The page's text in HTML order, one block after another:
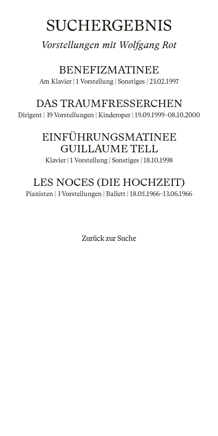
SUCHERGEBNIS
Vorstellungen mit Wolfgang Rot
BENEFIZMATINEE
Am Klavier | 1 Vorstellung | Sonstiges | 23.02.1997
DAS TRAUMFRESSERCHEN
Dirigent | 39 Vorstellungen | Kinderoper | 19.09.1999–08.10.2000
EINFÜHRUNGSMATINEE
GUILLAUME TELL
Klavier | 1 Vorstellung | Sonstiges | 18.10.1998
LES NOCES (DIE HOCHZEIT)
Pianisten | 3 Vorstellungen | Ballett | 18.05.1966–13.06.1966
Zurück zur Suche